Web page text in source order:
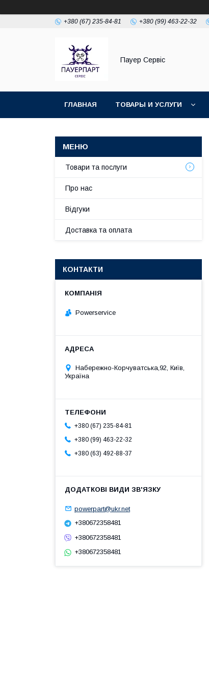
+380 (67) 235-84-81 +380 (99) 463-22-32
Пауер Сервіс
ГЛАВНАЯ ТОВАРЫ И УСЛУГИ
Товари та послуги
Про нас
Відгуки
Доставка та оплата
КОНТАКТИ
Powerservice
Набережно-Корчуватська,92, Київ,
Україна
+380 (67) 235-84-81
+380 (99) 463-22-32
+380 (63) 492-88-37
powerpart@ukr.net
+380672358481
+380672358481
+380672358481